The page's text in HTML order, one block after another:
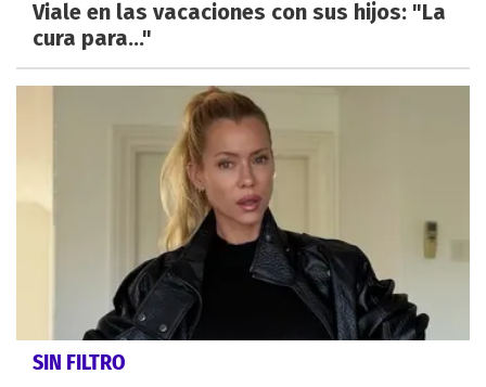
Viale en las vacaciones con sus hijos: "La
cura para..."
SIN FILTRO